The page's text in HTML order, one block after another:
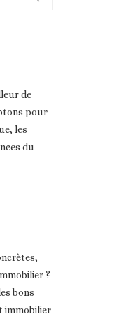
de
pour
les
du
?
bons
immobilier